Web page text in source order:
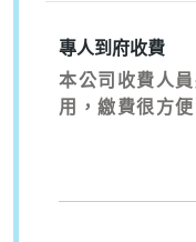
專人到府收費
本公司收費人
用，繳費很方便